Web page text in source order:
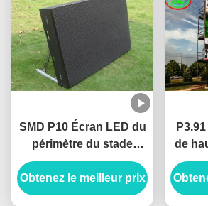
SMD P10 Écran LED du
périmètre du stade
sportif Panneaux
publicitaires
commerciaux
Obtenez le meilleur prix
de